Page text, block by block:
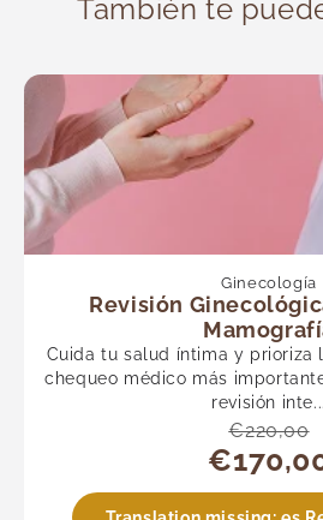
También te
Ginecología
Revisión
Cuida tu salud íntima y prioriza
chequeo médico más
revisión inte...
€220,00